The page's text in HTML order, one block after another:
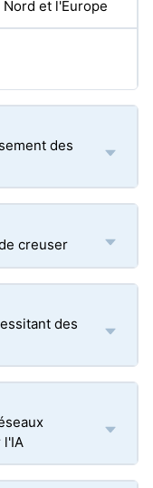
et l'Europe
des
creuser
des
l'IA